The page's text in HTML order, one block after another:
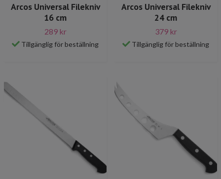
Arcos Universal Filekniv
16 cm
289 kr
Tillgänglig för beställning
Arcos Universal Filekniv
24 cm
379 kr
Tillgänglig för beställning